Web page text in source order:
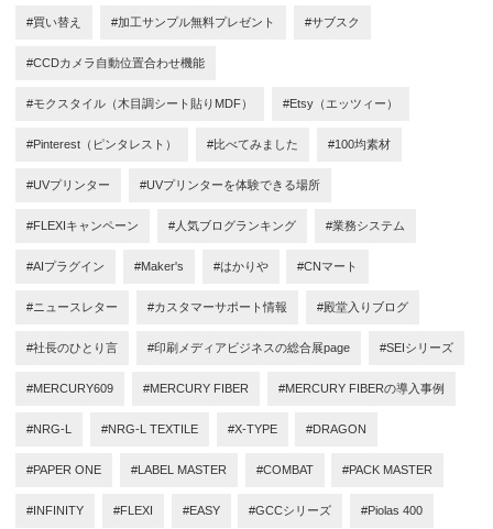
#買い替え #加工サンプル無料プレゼント #サブスク
#CCDカメラ自動位置合わせ機能
#モクスタイル（木目調シート貼りMDF） #Etsy（エッツィー）
#Pinterest（ピンタレスト） #比べてみました #100均素材
#UVプリンター #UVプリンターを体験できる場所
#FLEXIキャンペーン #人気ブログランキング #業務システム
#AIプラグイン #Maker's #はかりや #CNマート
#ニュースレター #カスタマーサポート情報 #殿堂入りブログ
#社長のひとり言 #印刷メディアビジネスの総合展page #SEIシリーズ
#MERCURY609 #MERCURY FIBER #MERCURY FIBERの導入事例
#NRG-L #NRG-L TEXTILE #X-TYPE #DRAGON
#PAPER ONE #LABEL MASTER #COMBAT #PACK MASTER
#INFINITY #FLEXI #EASY #GCCシリーズ #Piolas 400